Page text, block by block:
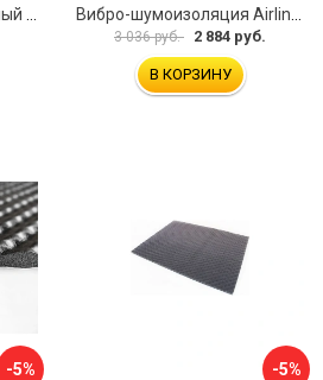
3 036 руб. 2 884 руб.
В КОРЗИНУ
-5% -5%